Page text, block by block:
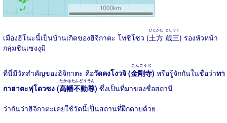
เมืองฮิโนะนี้เป็นบ้านเกิดของฮิจิกาตะ โทชิโซว (土方
ひじかた
歳三
としぞう
) รองหัวหน้า
กลุ่มชินเซงงุมิ
ที่นี่มีวัดสำคัญของฮิจิกาตะ คือวัดคงโงวจิ (金剛寺
こんごうじ
) หรือรู้จักกันในชื่อว่าทา
กาฮาตะฟุโดวซง (高幡不動尊
たかはたふどうそん
) ซึ่งเป็นที่มาของชื่อสถานี
ว่ากันว่าฮิจิกาตะเคยใช้วัดนี้เป็นสถานที่ฝึกดาบด้วย